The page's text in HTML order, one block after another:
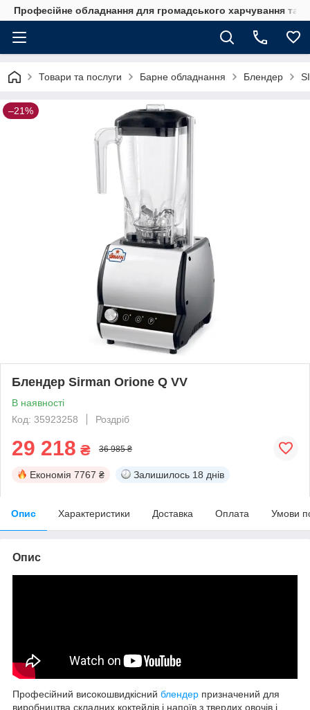
Професійне обладнання для громадського харчування та
Товари та послуги Барне обладнання Блендер
–21%
Блендер Sirman Orione Q VV
В наявності
Код: 35923258
Роздріб
29 218 ₴ 36 985 ₴
Економія 7767 ₴ Залишилось 18 днів
Опис Характеристики Доставка Оплата Умови
Опис
Професійний високошвидкісний блендер призначений для
виробництва складних коктейлів і напоїв з твердих овочів і